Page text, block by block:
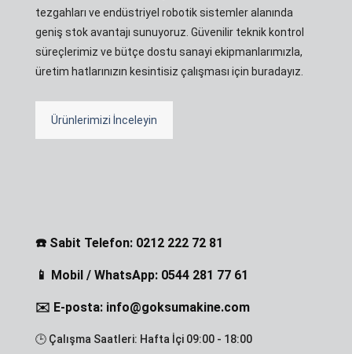
tezgahları ve endüstriyel robotik sistemler alanında
geniş stok avantajı sunuyoruz. Güvenilir teknik kontrol
süreçlerimiz ve bütçe dostu sanayi ekipmanlarımızla,
üretim hatlarınızın kesintisiz çalışması için buradayız.
Ürünlerimizi İnceleyin
☎️ Sabit Telefon: 0212 222 72 81
📱 Mobil / WhatsApp: 0544 281 77 61
✉️ E-posta: info@goksumakine.com
🕒 Çalışma Saatleri: Hafta İçi 09:00 - 18:00